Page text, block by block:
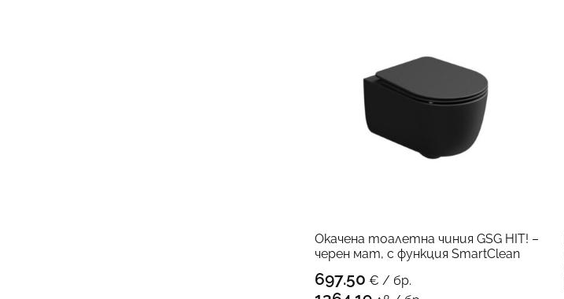
Окачена тоалетна чиния GSG HIT! –
черен мат, с функция SmartClean
697.50 € / бр.